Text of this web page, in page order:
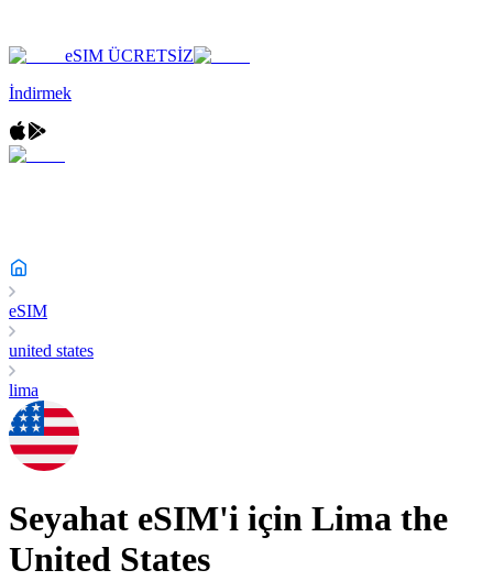
eSIM ÜCRETSİZ
İndirmek
eSIM
united states
lima
Seyahat eSIM'i için Lima the
United States